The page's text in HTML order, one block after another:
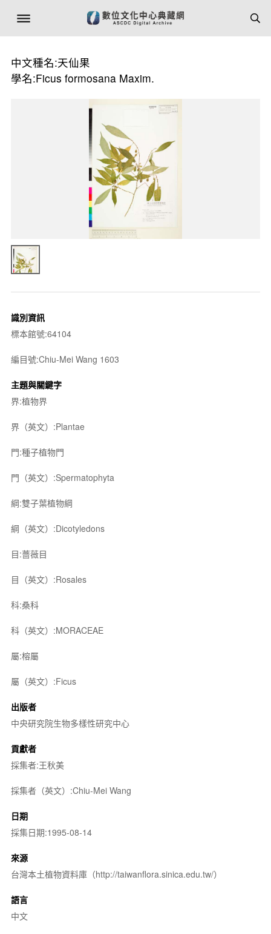
中文種名:天仙果
學名:Ficus formosana Maxim.
識別資訊
標本館號:64104
編目號:Chiu-Mei Wang 1603
主題與關鍵字
界:植物界
界（英文）:Plantae
門:種子植物門
門（英文）:Spermatophyta
綱:雙子葉植物綱
綱（英文）:Dicotyledons
目:薔薇目
目（英文）:Rosales
科:桑科
科（英文）:MORACEAE
屬:榕屬
屬（英文）:Ficus
出版者
中央研究院生物多樣性研究中心
貢獻者
採集者:王秋美
採集者（英文）:Chiu-Mei Wang
日期
採集日期:1995-08-14
來源
台灣本土植物資料庫（http://taiwanflora.sinica.edu.tw/）
語言
中文